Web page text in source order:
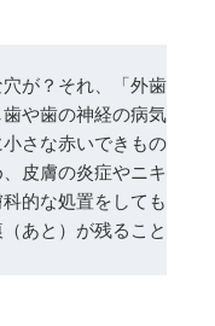
や歯の神経の病気が
さな赤いできものや
皮膚の炎症やニキビ
的な処置をしても根
あと）が残ることを